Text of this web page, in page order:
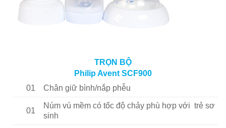
TRỌN BỘ
Philip Avent SCF900
01 Chân giữ bình/nắp phễu
01
Núm vú mềm có tốc độ chảy phù hợp với trẻ sơ
sinh